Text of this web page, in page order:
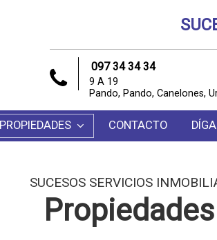
097 34 34 34
9 A 19
Pando, Pando, Canelones,
PROPIEDADES CONTACTO
SUCESOS SERVICIOS